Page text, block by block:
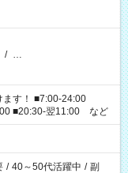
/ …
ます！ ■7:00-24:00
■20:30-翌11:00 など
/ 40～50代活躍中 / 副